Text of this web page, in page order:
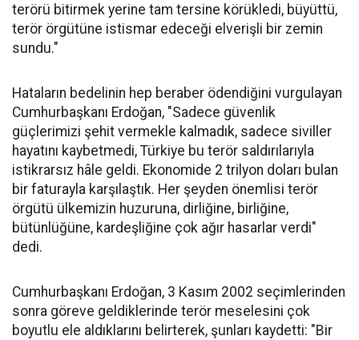
terörü bitirmek yerine tam tersine körükledi, büyüttü,
terör örgütüne istismar edeceği elverişli bir zemin
sundu."
Hataların bedelinin hep beraber ödendiğini vurgulayan
Cumhurbaşkanı Erdoğan, "Sadece güvenlik
güçlerimizi şehit vermekle kalmadık, sadece siviller
hayatını kaybetmedi, Türkiye bu terör saldırılarıyla
istikrarsız hâle geldi. Ekonomide 2 trilyon doları bulan
bir faturayla karşılaştık. Her şeyden önemlisi terör
örgütü ülkemizin huzuruna, dirliğine, birliğine,
bütünlüğüne, kardeşliğine çok ağır hasarlar verdi"
dedi.
Cumhurbaşkanı Erdoğan, 3 Kasım 2002 seçimlerinden
sonra göreve geldiklerinde terör meselesini çok
boyutlu ele aldıklarını belirterek, şunları kaydetti: "Bir